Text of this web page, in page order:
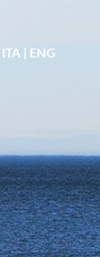
ITA | ENG